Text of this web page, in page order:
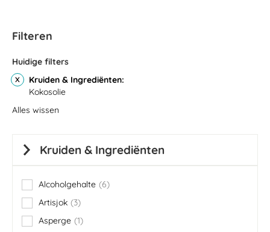
Filteren
Huidige filters
Kruiden & Ingrediënten
Kokosolie
Alles wissen
Kruiden & Ingrediënten
Alcoholgehalte 6
items
Artisjok
3
items
Asperge 1
item